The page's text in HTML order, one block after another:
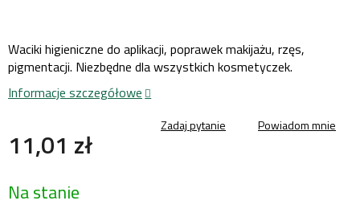
11,01 zł
jednostkowa:
Na stanie
Waciki higieniczne do aplikacji, poprawek makijażu, rzęs,
pigmentacji. Niezbędne dla wszystkich kosmetyczek.
Informacje szczegółowe
Zadaj pytanie Powiadom mnie